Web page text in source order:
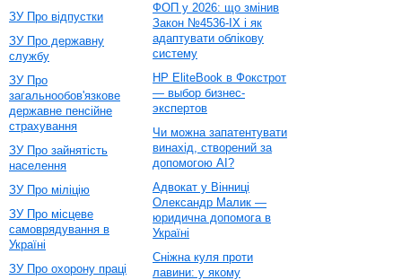
ЗУ Про відпустки
ЗУ Про державну
службу
ЗУ Про
загальнообов'язкове
державне пенсійне
страхування
ЗУ Про зайнятість
населення
ЗУ Про міліцію
ЗУ Про місцеве
самоврядування в
Україні
ЗУ Про охорону праці
ФОП у 2026: що змінив
Закон №4536-IX і як
адаптувати облікову
систему
HP EliteBook в Фокстрот
— выбор бизнес-
экспертов
Чи можна запатентувати
винахід, створений за
допомогою AI?
Адвокат у Вінниці
Олександр Малик —
юридична допомога в
Україні
Сніжна куля проти
лавини: у якому